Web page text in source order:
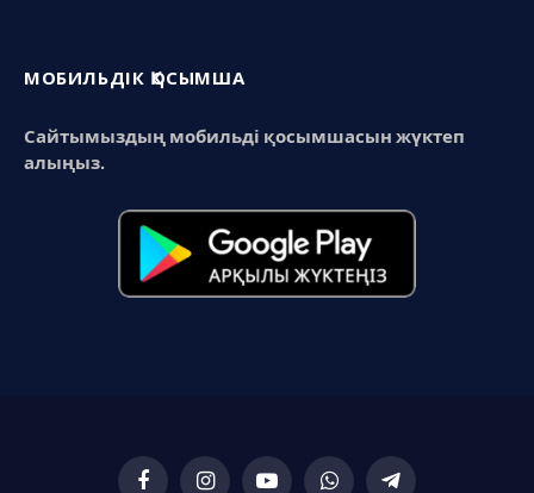
МОБИЛЬДІК ҚОСЫМША
Сайтымыздың мобильді қосымшасын жүктеп
алыңыз.